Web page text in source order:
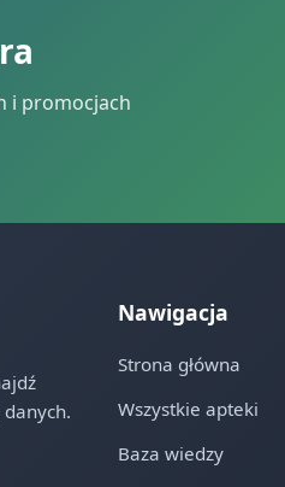
i promocjach
Nawigacja
Strona główna
Wszystkie apteki
Baza wiedzy